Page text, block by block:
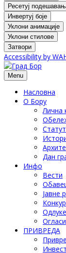
Ресетуј
Инвертуј боје
Уклони анимације
Уклони стилове
Затвори
Accessibility by
Menu
Насловна
О Бору
Лична
Дан
Инфо
Вести
Јавне
Одлуке
Огласи
ПРИВРЕДА